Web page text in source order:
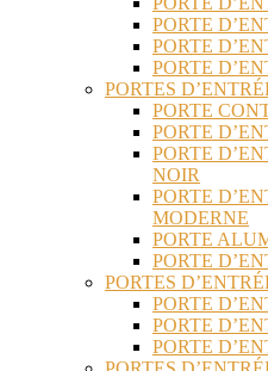
PORTE
PORTE
PORTE
PORTES
PORTE
PORTE
PORTE
NOIR
PORTE
MODERNE
PORTE
PORTE
PORTES
PORTE
PORTE
PORTE